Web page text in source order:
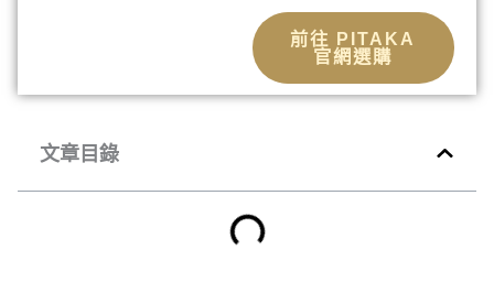
前往 PITAKA
官網選購
文章目錄